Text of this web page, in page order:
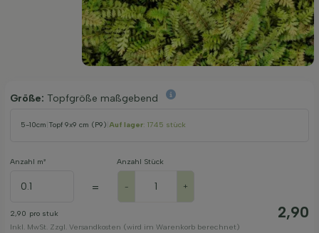
Größe: Topfgröße maßgebend
5-10cm Topf 9x9 cm (P9) Auf lager: 1745 stück
Anzahl m²
=
Anzahl Stück
- +
2,90 pro stuk 2,90
Inkl. MwSt. Zzgl. Versandkosten (wird im Warenkorb berechnet)